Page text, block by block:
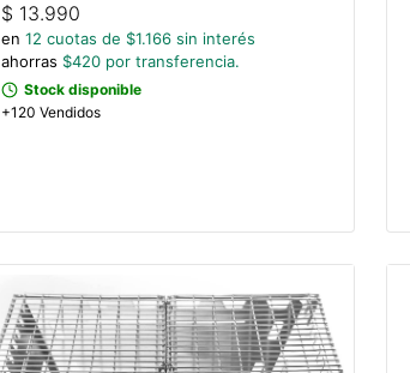
$ 13.990
en 12 cuotas de $1.166 sin interés
ahorras $420por transferencia.
Stock disponible
+120 Vendidos